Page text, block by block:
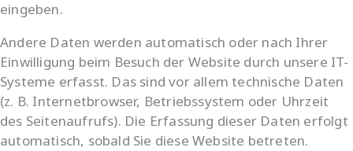
eingeben.
Andere Daten werden automatisch oder nach Ihrer
Einwilligung beim Besuch der Website durch unsere IT-
Systeme erfasst. Das sind vor allem technische Daten
(z. B. Internetbrowser, Betriebssystem oder Uhrzeit
des Seitenaufrufs). Die Erfassung dieser Daten erfolgt
automatisch, sobald Sie diese Website betreten.